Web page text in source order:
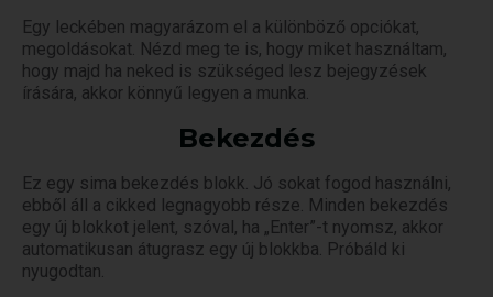
Egy leckében magyarázom el a különböző opciókat,
megoldásokat. Nézd meg te is, hogy miket használtam,
hogy majd ha neked is szükséged lesz bejegyzések
írására, akkor könnyű legyen a munka.
Bekezdés
Ez egy sima bekezdés blokk. Jó sokat fogod használni,
ebből áll a cikked legnagyobb része. Minden bekezdés
egy új blokkot jelent, szóval, ha „Enter”-t nyomsz, akkor
automatikusan átugrasz egy új blokkba. Próbáld ki
nyugodtan.